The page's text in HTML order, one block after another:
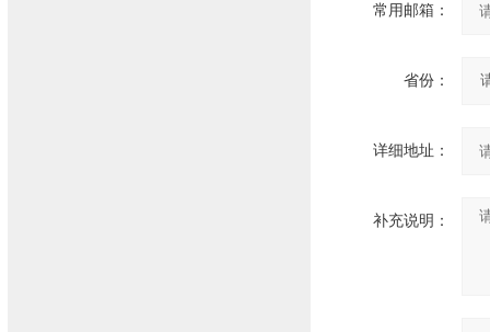
常用邮箱：
省份：
详细地址：
补充说明：